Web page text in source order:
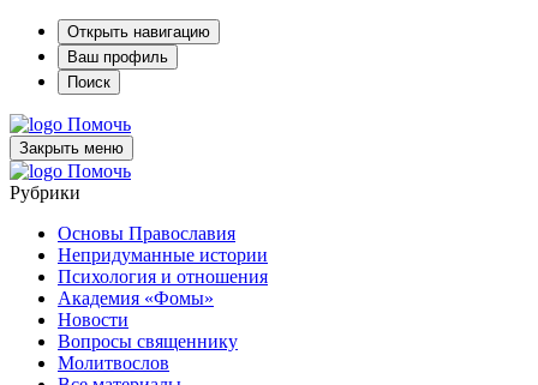
Открыть навигацию
Ваш профиль
Поиск
Помочь
Закрыть меню
Помочь
Рубрики
Основы Православия
Непридуманные истории
Психология и отношения
Академия «Фомы»
Новости
Вопросы священнику
Молитвослов